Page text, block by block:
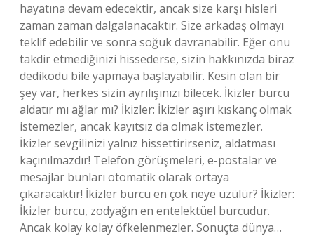
hayatına devam edecektir, ancak size karşı hisleri
zaman zaman dalgalanacaktır. Size arkadaş olmayı
teklif edebilir ve sonra soğuk davranabilir. Eğer onu
takdir etmediğinizi hissederse, sizin hakkınızda biraz
dedikodu bile yapmaya başlayabilir. Kesin olan bir
şey var, herkes sizin ayrılışınızı bilecek. İkizler burcu
aldatır mı ağlar mı? İkizler: İkizler aşırı kıskanç olmak
istemezler, ancak kayıtsız da olmak istemezler.
İkizler sevgilinizi yalnız hissettirirseniz, aldatması
kaçınılmazdır! Telefon görüşmeleri, e-postalar ve
mesajlar bunları otomatik olarak ortaya
çıkaracaktır! İkizler burcu en çok neye üzülür? İkizler:
İkizler burcu, zodyağın en entelektüel burcudur.
Ancak kolay kolay öfkelenmezler. Sonuçta dünya…